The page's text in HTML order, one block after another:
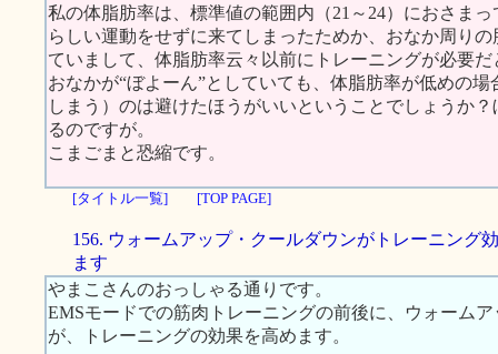
私の体脂肪率は、標準値の範囲内（21～24）におさま
らしい運動をせずに来てしまったためか、おなか周り
ていまして、体脂肪率云々以前にトレーニングが必要
おなかが“ぼよーん”としていても、体脂肪率が低めの
しまう）のは避けたほうがいいということでしょうか
るのですが。
こまごまと恐縮です。
[タイトル一覧] [TOP PAGE]
156. ウォームアップ・クールダウンがトレーニング
ます
やまこさんのおっしゃる通りです。
EMSモードでの筋肉トレーニングの前後に、ウォーム
が、トレーニングの効果を高めます。